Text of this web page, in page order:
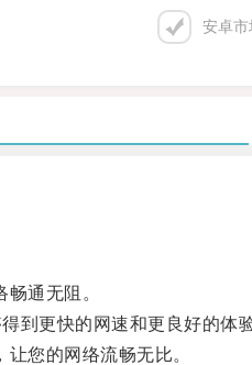
安卓市
通无阻。
更快的网速和更良好的体验
您的网络流畅无比。